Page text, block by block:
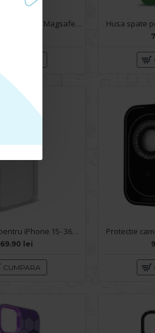
Husa spate Berlia Glaze Magsafe pentru iPhone 15 - Transparent/Negru
Husa spate pentru iPhone 15- 360 case
69.90 lei
CUMPARA